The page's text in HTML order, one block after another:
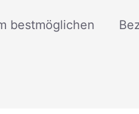
bestmöglichen